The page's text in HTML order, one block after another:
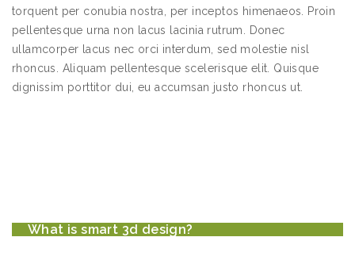
torquent per conubia nostra, per inceptos himenaeos. Proin
pellentesque urna non lacus lacinia rutrum. Donec
ullamcorper lacus nec orci interdum, sed molestie nisl
rhoncus. Aliquam pellentesque scelerisque elit. Quisque
dignissim porttitor dui, eu accumsan justo rhoncus ut.
What is smart 3d design?